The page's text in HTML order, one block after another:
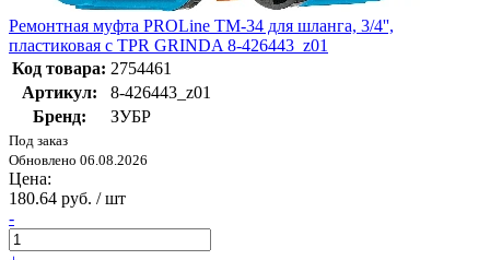
Ремонтная муфта PROLine TM-34 для шланга, 3/4'',
пластиковая с TPR GRINDA 8-426443_z01
Код товара: 2754461
Артикул:
8-426443_z01
Бренд:
ЗУБР
Под заказ
Обновлено 06.08.2026
Цена:
180.64 руб. / шт
-